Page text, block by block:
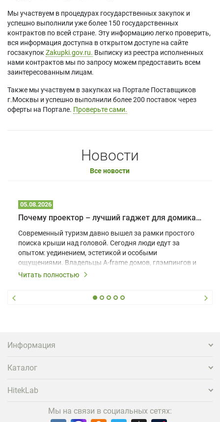
Мы участвуем в процедурах государственных закупок и
успешно выполнили уже более 150 государственных
контрактов по всей стране. Эту информацию легко проверить,
вся информация доступна в открытом доступе на сайте
госзакупок Zakupki.gov.ru. Выписку из реестра исполненных
нами контрактов мы по запросу можем предоставить всем
заинтересованным лицам.
Также мы участвуем в закупках на Портале Поставщиков
г.Москвы и успешно выполнили более 200 поставок через
оферты на Портале. Проверьте сами.
Новости
Все новости
05.08.2026
Почему проектор – лучший гаджет для домика в глэмпинге
Современный туризм давно вышел за рамки простого
поиска крыши над головой. Сегодня люди едут за
опытом: уединением, эстетикой и особыми
ощущениями. Владельцы A-frame домов, глэмпингов и
шале понимают, что конкуренция растет, и
вернуться и поделиться впечатлениями в соцсетях,
проектора.
Читать полностью
Информация
Каталог
HitekLab
Мы на связи в социальных сетях: